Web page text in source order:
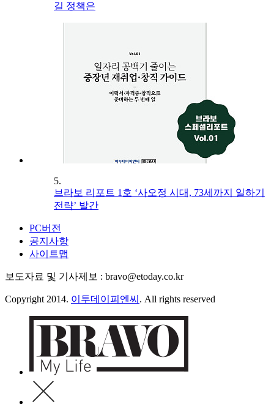
길 정책은
5.
브라보 리포트 1호 ‘사오정 시대, 73세까지 일하기
전략’ 발간
PC버전
공지사항
사이트맵
보도자료 및 기사제보 : bravo@etoday.co.kr
Copyright 2014. 이투데이피엔씨 . All rights reserved